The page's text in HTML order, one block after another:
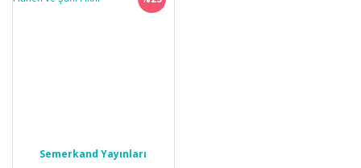
Semerkand Yayınları